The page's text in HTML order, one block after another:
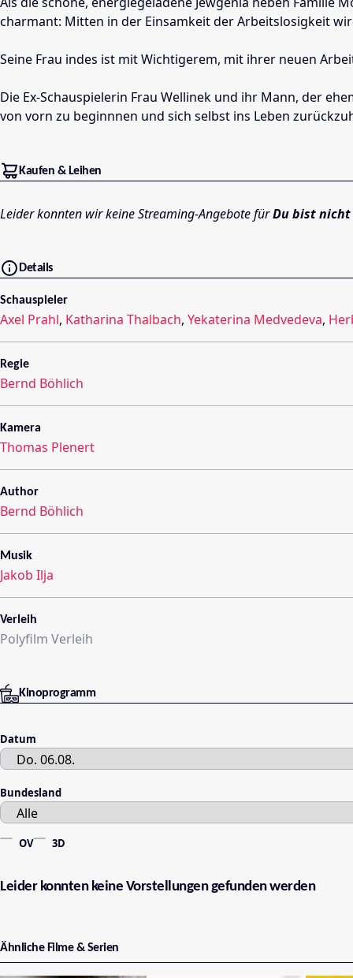
charmant: Mitten in der Einsamkeit der Arbeitslosigkeit
Seine Frau indes ist mit Wichtigerem, mit ihrer neuen
Die Ex-Schauspielerin Frau Wellinek und ihr Mann, der
von vorn zu beginnnen und sich selbst ins Leben
Kaufen & Leihen
Leider konnten wir keine Streaming-Angebote fürDu bist nicht
Details
Schauspieler
Axel Prahl, Katharina Thalbach, Yekaterina Medvedeva,
Regie
Bernd Böhlich
Kamera
Thomas Plenert
Author
Bernd Böhlich
Musik
Jakob Ilja
Verleih
Polyfilm Verleih
Kinoprogramm
Datum
Bundesland
OV 3D
Leider konnten keine Vorstellungen gefunden werden
Ähnliche Filme & Serien